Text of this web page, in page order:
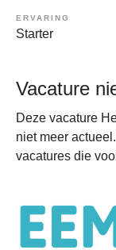
ERVARING
Starter
Vacature
Deze vacature
niet meer
vacatures die